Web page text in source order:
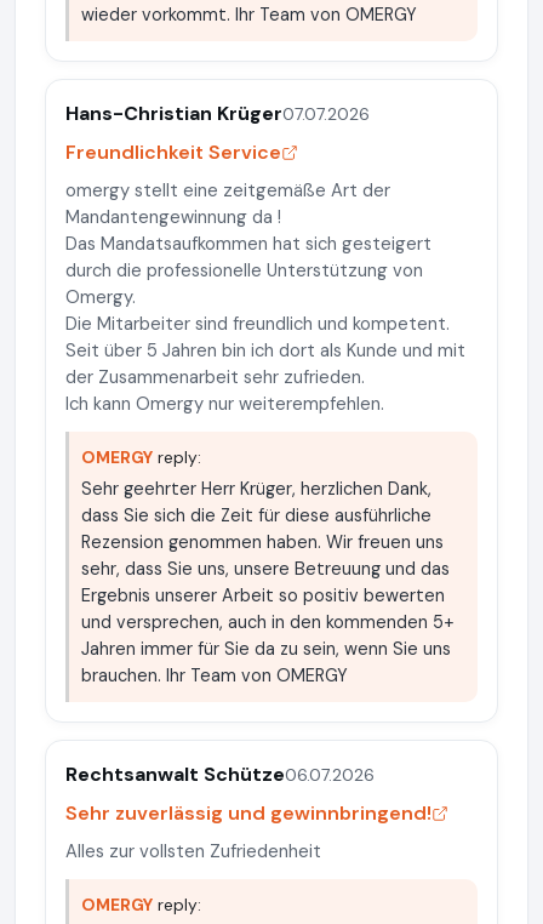
wieder vorkommt. Ihr Team von OMERGY
Hans-Christian Krüger07.07.2026
Freundlichkeit Service
omergy stellt eine zeitgemäße Art der
Mandantengewinnung da !
Das Mandatsaufkommen hat sich gesteigert
durch die professionelle Unterstützung von
Omergy.
Die Mitarbeiter sind freundlich und kompetent.
Seit über 5 Jahren bin ich dort als Kunde und mit
der Zusammenarbeit sehr zufrieden.
Ich kann Omergy nur weiterempfehlen.
OMERGY reply:
Sehr geehrter Herr Krüger, herzlichen Dank,
dass Sie sich die Zeit für diese ausführliche
Rezension genommen haben. Wir freuen uns
sehr, dass Sie uns, unsere Betreuung und das
Ergebnis unserer Arbeit so positiv bewerten
und versprechen, auch in den kommenden 5+
Jahren immer für Sie da zu sein, wenn Sie uns
brauchen. Ihr Team von OMERGY
Rechtsanwalt Schütze06.07.2026
Sehr zuverlässig und gewinnbringend!
Alles zur vollsten Zufriedenheit
OMERGY reply: